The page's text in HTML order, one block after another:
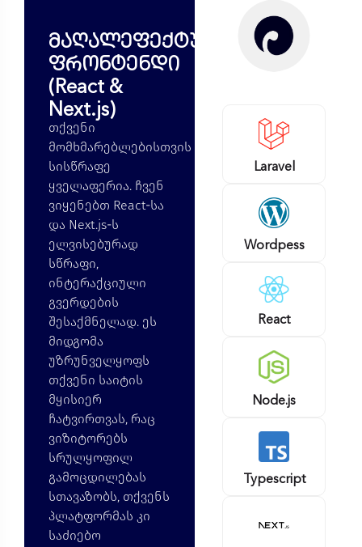
მაღალეფექტური
ფრონტენდი
(React &
Next.js)
თქვენი
მომხმარებლებისთვის
სისწრაფე
ყველაფერია. ჩვენ
ვიყენებთ React-სა
და Next.js-ს
ელვისებურად
სწრაფი,
ინტერაქციული
გვერდების
შესაქმნელად. ეს
მიდგომა
უზრუნველყოფს
თქვენი საიტის
მყისიერ
ჩატვირთვას, რაც
ვიზიტორებს
სრულყოფილ
გამოცდილებას
სთავაზობს, თქვენს
პლატფორმას კი
საძიებო
Laravel
Wordpess
React
Node.js
Typescript